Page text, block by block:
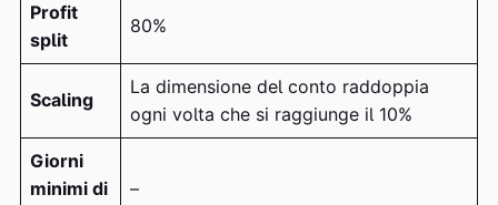
Profit
split
80%
Scaling
La dimensione del conto raddoppia
ogni volta che si raggiunge il 10%
Giorni
minimi di
–